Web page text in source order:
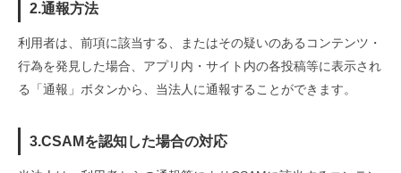
2.通報方法
利用者は、前項に該当する、またはその疑いのあるコンテンツ・
行為を発見した場合、アプリ内・サイト内の各投稿等に表示され
る「通報」ボタンから、当法人に通報することができます。
3.CSAMを認知した場合の対応